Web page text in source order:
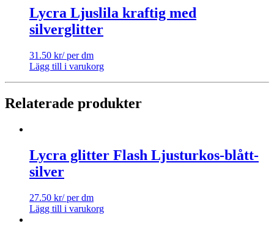
Lycra Ljuslila kraftig med
silverglitter
31.50 kr/ per dm
Lägg till i varukorg
Relaterade produkter
Lycra glitter Flash Ljusturkos-blått-
silver
27.50 kr/ per dm
Lägg till i varukorg